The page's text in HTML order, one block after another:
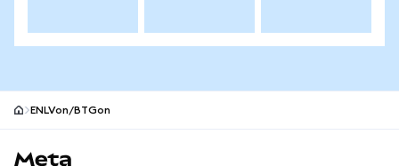
ENLVon/BTGon